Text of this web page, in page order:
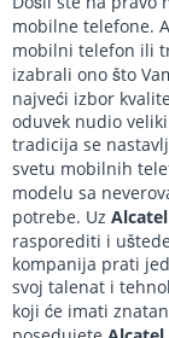
mobilne telefone.
mobilni telefon ili
izabrali ono što
najveći izbor
oduvek nudio
tradicija se
svetu mobilnih
modelu sa
potrebe. Uz Alcatel
rasporediti i
kompanija prati
svoj talenat i
koji će imati